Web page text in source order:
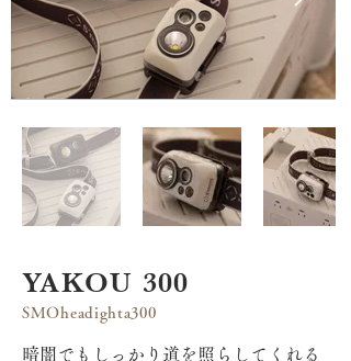
YAKOU 300
SMOheadighta300
暗闇でもしっかり道を照らしてくれる